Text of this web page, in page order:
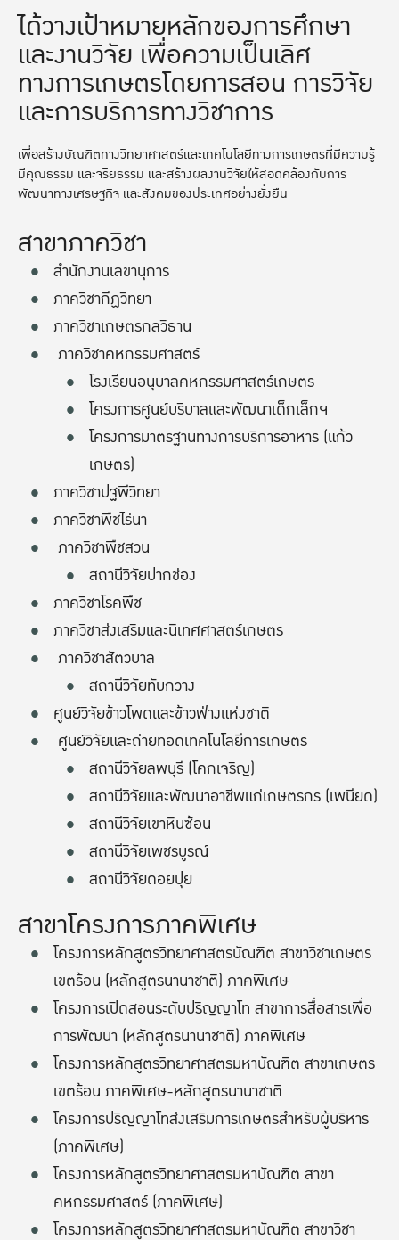
ได้วางเป้าหมายหลักของการศึกษา
และงานวิจัย เพื่อความเป็นเลิศ
ทางการเกษตรโดยการสอน การวิจัย
และการบริการทางวิชาการ
เพื่อสร้างบัณฑิตทางวิทยาศาสตร์และเทคโนโลยีทางการเกษตรที่มีความรู้
มีคุณธรรม และจริยธรรม และสร้างผลงานวิจัยให้สอดคล้องกับการ
พัฒนาทางเศรษฐกิจ และสังคมของประเทศอย่างยั่งยืน
สาขาภาควิชา
สำนักงานเลขานุการ
ภาควิชากีฏวิทยา
ภาควิชาเกษตรกลวิธาน
ภาควิชาคหกรรมศาสตร์
โรงเรียนอนุบาลคหกรรมศาสตร์เกษตร
โครงการศูนย์บริบาลและพัฒนาเด็กเล็กฯ
โครงการมาตรฐานทางการบริการอาหาร (แก้ว
เกษตร)
ภาควิชาปฐพีวิทยา
ภาควิชาพืชไร่นา
ภาควิชาพืชสวน
สถานีวิจัยปากช่อง
ภาควิชาโรคพืช
ภาควิชาส่งเสริมและนิเทศศาสตร์เกษตร
ภาควิชาสัตวบาล
สถานีวิจัยทับกวาง
ศูนย์วิจัยข้าวโพดและข้าวฟ่างแห่งชาติ
ศูนย์วิจัยและถ่ายทอดเทคโนโลยีการเกษตร
สถานีวิจัยลพบุรี (โคกเจริญ)
สถานีวิจัยและพัฒนาอาชีพแก่เกษตรกร (เพนียด)
สถานีวิจัยเขาหินซ้อน
สถานีวิจัยเพชรบูรณ์
สถานีวิจัยดอยปุย
สาขาโครงการภาคพิเศษ
โครงการหลักสูตรวิทยาศาสตรบัณฑิต สาขาวิชาเกษตร
เขตร้อน (หลักสูตรนานาชาติ) ภาคพิเศษ
โครงการเปิดสอนระดับปริญญาโท สาขาการสื่อสารเพื่อ
การพัฒนา (หลักสูตรนานาชาติ) ภาคพิเศษ
โครงการหลักสูตรวิทยาศาสตรมหาบัณฑิต สาขาเกษตร
เขตร้อน ภาคพิเศษ-หลักสูตรนานาชาติ
โครงการปริญญาโทส่งเสริมการเกษตรสำหรับผู้บริหาร
(ภาคพิเศษ)
โครงการหลักสูตรวิทยาศาสตรมหาบัณฑิต สาขา
คหกรรมศาสตร์ (ภาคพิเศษ)
โครงการหลักสูตรวิทยาศาสตรมหาบัณฑิต สาขาวิชา